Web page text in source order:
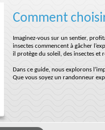
Comment
Imaginez-vous sur un sentier,
insectes commencent à gâcher
il protège du soleil, des insectes et
Dans ce guide, nous explorons
Que vous soyez un randonneur